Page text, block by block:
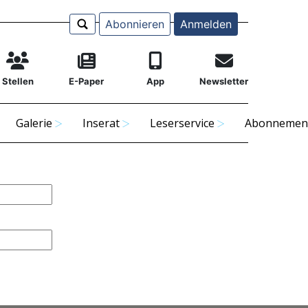
Abonnieren Anmelden
Stellen E-Paper App Newsletter
Galerie Inserat Leserservice